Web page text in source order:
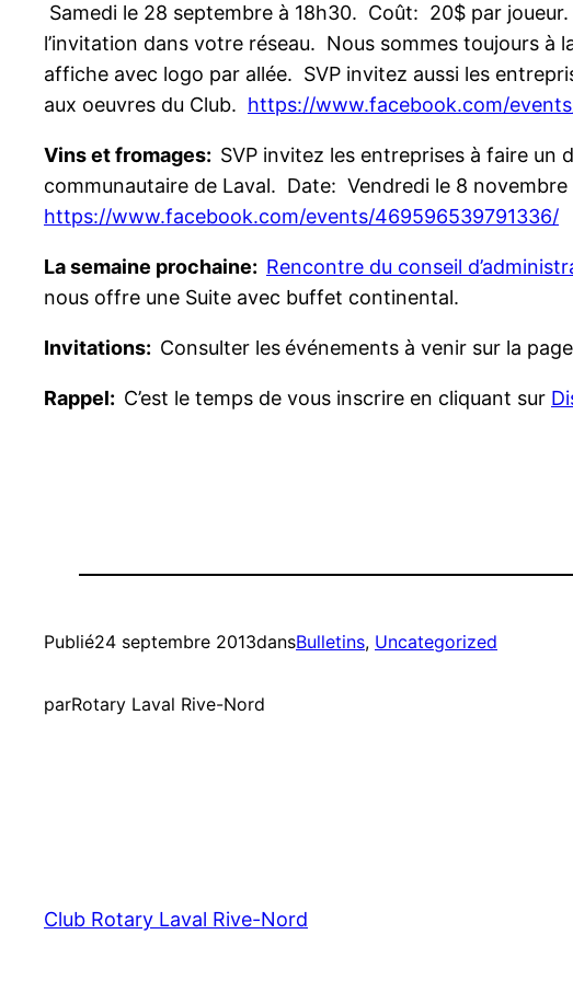
Samedi le 28 septembre à 18h30. Coût: 20$ par
l’invitation dans votre réseau. Nous sommes toujours
affiche avec logo par allée. SVP invitez aussi les
aux oeuvres du Club. https://www.facebook.com/
Vins et fromages: SVP invitez les entreprises à faire un
communautaire de Laval. Date: Vendredi le 8
https://www.facebook.com/events/469596539791336/
La semaine prochaine: Rencontre du conseil
nous offre une Suite avec buffet continental.
Invitations: Consulter les événements à venir sur la page
Rappel: C’est le temps de vous inscrire en cliquant sur
Publié24 septembre 2013dansBulletins, Uncategorized
parRotary Laval Rive-Nord
Club Rotary Laval Rive-Nord